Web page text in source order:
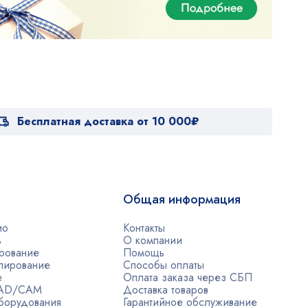
Бесплатная доставка от 10 000₽
CAM
Общая информация
Контакты
О компании
Помощь
Способы оплаты
Оплата заказа через СБП
Доставка товаров
Гарантийное обслуживание